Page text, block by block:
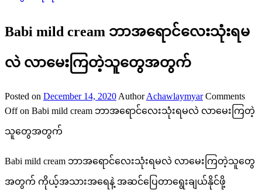
Babi mild cream ဘာအရောင်လေးသုံးရမ
လဲ လာမေးကြတဲ့သူတွေအတွက်
Posted on December 14, 2020 Author Achawlaymyar Comments
Offon Babi mild cream ဘာအရောင်လေးသုံးရမလဲ လာမေးကြတဲ့
သူတွေအတွက်
Babi mild cream ဘာအရောင်လေးသုံးရမလဲ လာမေးကြတဲ့သူတွေ
အတွက် ကိုယ့်အသားအရေနဲ့ အဆင်ပြေတာရွေးချယ်နိုင်ဖို့